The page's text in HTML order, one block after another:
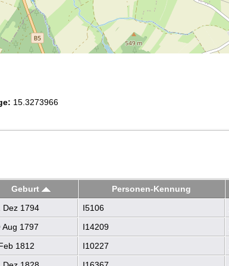
15.3273966
Geburt Personen-Kennung
1794
I5106
1797
I14209
1812
I10227